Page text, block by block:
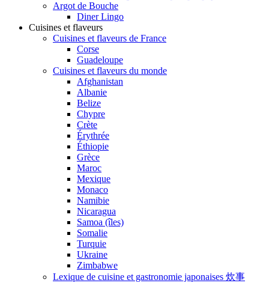
Argot de Bouche
Diner Lingo
Cuisines et flaveurs
Cuisines et flaveurs de France
Corse
Guadeloupe
Cuisines et flaveurs du monde
Afghanistan
Albanie
Belize
Chypre
Crète
Érythrée
Éthiopie
Grèce
Maroc
Mexique
Monaco
Namibie
Nicaragua
Samoa (îles)
Somalie
Turquie
Ukraine
Zimbabwe
Lexique de cuisine et gastronomie japonaises 炊事